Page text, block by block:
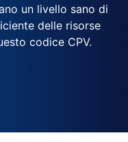
un livello sano di
delle risorse
codice CPV.